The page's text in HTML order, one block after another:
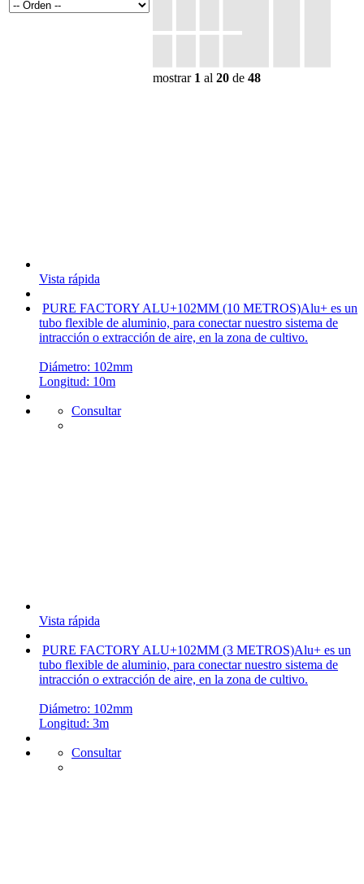
mostrar 1 al 20 de 48
Vista rápida
PURE FACTORY ALU+102MM (10 METROS)Alu+ es un
tubo flexible de aluminio, para conectar nuestro sistema de
intracción o extracción de aire, en la zona de cultivo.
Diámetro: 102mm
Longitud: 10m
Consultar
Vista rápida
PURE FACTORY ALU+102MM (3 METROS)Alu+ es un
tubo flexible de aluminio, para conectar nuestro sistema de
intracción o extracción de aire, en la zona de cultivo.
Diámetro: 102mm
Longitud: 3m
Consultar